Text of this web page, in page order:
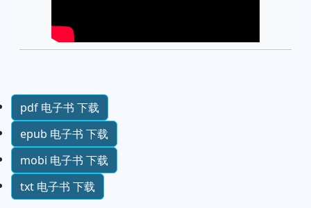
pdf 电子书 下载
epub 电子书 下载
mobi 电子书 下载
txt 电子书 下载